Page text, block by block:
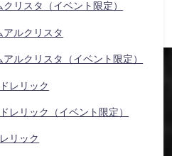
リスタ（イベント限定）
ルクリスタ
ルクリスタ（イベント限定）
レリック
レリック（イベント限定）
リック